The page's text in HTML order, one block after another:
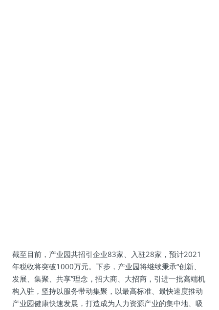
截至目前，产业园共招引企业83家、入驻28家，预计2021
年税收将突破1000万元。下步，产业园将继续秉承“创新、
发展、集聚、共享”理念，招大商、大招商，引进一批高端机
构入驻，坚持以服务带动集聚，以最高标准、最快速度推动
产业园健康快速发展，打造成为人力资源产业的集中地、吸